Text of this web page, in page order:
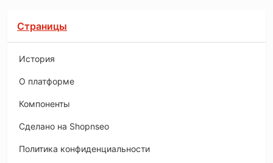
Страницы
История
O платформе
Компоненты
Сделано на Shopnseo
Политика конфиденциальности